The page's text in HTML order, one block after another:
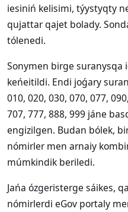
iesiniń kelisimi, týystyqty
qujattar qajet bolady.
tólenedi.
Sonymen birge suranysqa
keńeitildi. Endi joǵary
010, 020, 030, 070, 077,
707, 777, 888, 999 jáne
engizilgen. Budan bólek,
nómirler men arnaiy
múmkindik beriledi.
Jańa ózgeristerge sáikes,
nómirlerdi eGov portaly